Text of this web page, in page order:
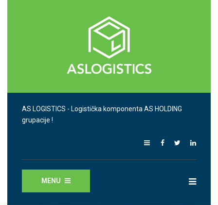
AS LOGISTICS - Logistička komponenta AS HOLDING
grupacije !
MENU